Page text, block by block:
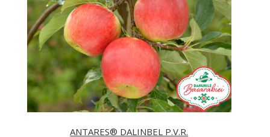
ANTARES® DALINBEL P.V.R.